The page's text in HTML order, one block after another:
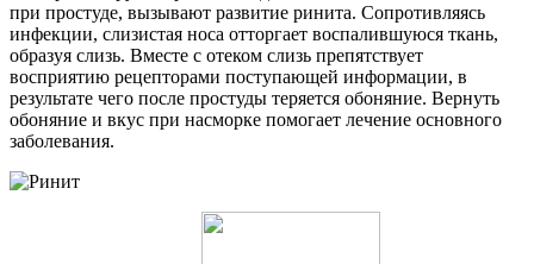
при простуде, вызывают развитие ринита. Сопротивляясь
инфекции, слизистая носа отторгает воспалившуюся ткань,
образуя слизь. Вместе с отеком слизь препятствует
восприятию рецепторами поступающей информации, в
результате чего после простуды теряется обоняние. Вернуть
обоняние и вкус при насморке помогает лечение основного
заболевания.